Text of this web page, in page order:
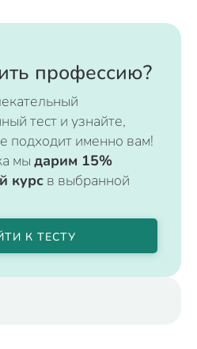
профессию?
тест и узнайте,
подходит именно вам!
мы дарим 15%
курс в выбранной
К ТЕСТУ